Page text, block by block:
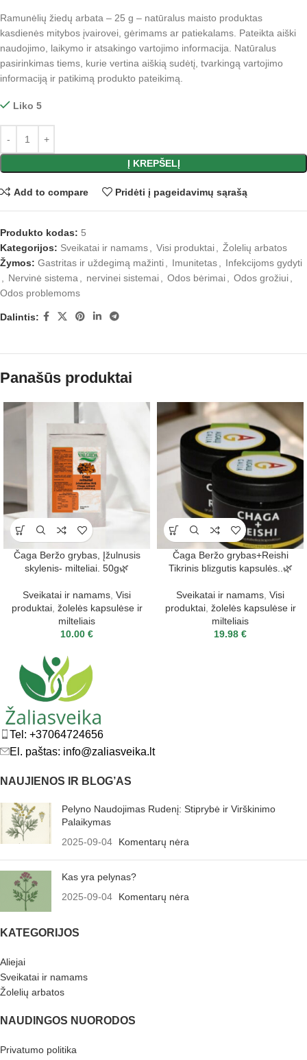
Ramunėlių žiedų arbata – 25 g – natūralus maisto produktas
kasdienės mitybos įvairovei, gėrimams ar patiekalams. Pateikta aiški
naudojimo, laikymo ir atsakingo vartojimo informacija. Natūralus
pasirinkimas tiems, kurie vertina aiškią sudėtį, tvarkingą vartojimo
informaciją ir patikimą produkto pateikimą.
Liko 5
Į KREPŠELĮ
Add to compare Pridėti į pageidavimų sąrašą
Produkto kodas: 5
Kategorijos: Sveikatai ir namams Visi produktai
Žolelių arbatos
Žymos: Gastritas ir uždegimą mažinti Imunitetas
Infekcijoms gydyti
Nervinė sistema nervinei sistemai Odos bėrimai Odos grožiui
Odos problemoms
Dalintis:
Panašūs produktai
Čaga Beržo grybas, Įžulnusis
skylenis- milteliai. 50g🌿
Sveikatai ir namams Visi
produktai, žolelės kapsulėse ir
milteliais
10.00 €
Čaga Beržo grybas+Reishi
Tikrinis blizgutis kapsulės..🌿
Sveikatai ir namams Visi
produktai, žolelės kapsulėse ir
milteliais
19.98 €
Tel: +37064724656
El. paštas: info@zaliasveika.lt
NAUJIENOS IR BLOG’AS
Pelyno Naudojimas Rudenį: Stiprybė ir Virškinimo
Palaikymas
2025-09-04
Komentarų nėra
Kas yra pelynas?
2025-09-04
Komentarų nėra
KATEGORIJOS
Aliejai
Sveikatai ir namams
Žolelių arbatos
NAUDINGOS NUORODOS
Privatumo politika